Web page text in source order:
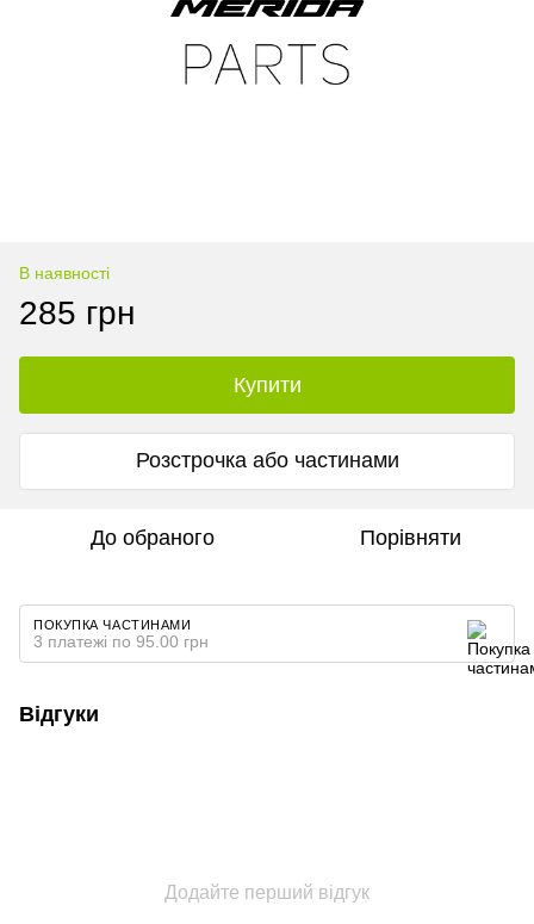
В наявності
285 грн
Купити
Розстрочка або частинами
До обраного Порівняти
ПОКУПКА ЧАСТИНАМИ
3 платежі по 95.00 грн
Відгуки
Додайте перший відгук